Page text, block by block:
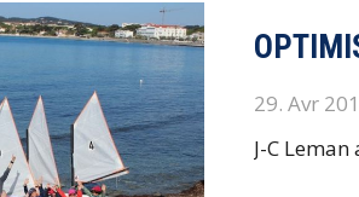
29. Avr
J-C